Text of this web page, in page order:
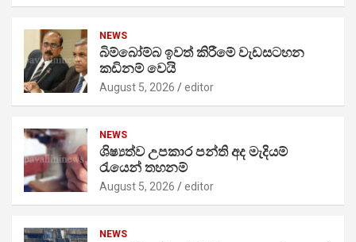
NEWS
බිම්බෝම්බ ඉවත් කිරීමේ වැඩසටහන
කඩිනම් වෙයි
August 5, 2026 editor
NEWS
ශිෂ්‍යත්ව උපකාර පන්ති අද මැදියම්
රැයෙන් තහනම්
August 5, 2026 editor
NEWS